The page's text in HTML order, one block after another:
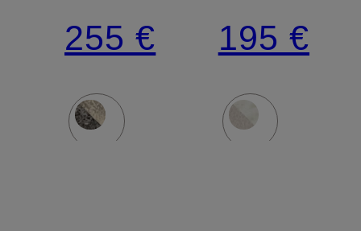
SUPERVINTAGE
YS
255 €
LOW
UM
195 €